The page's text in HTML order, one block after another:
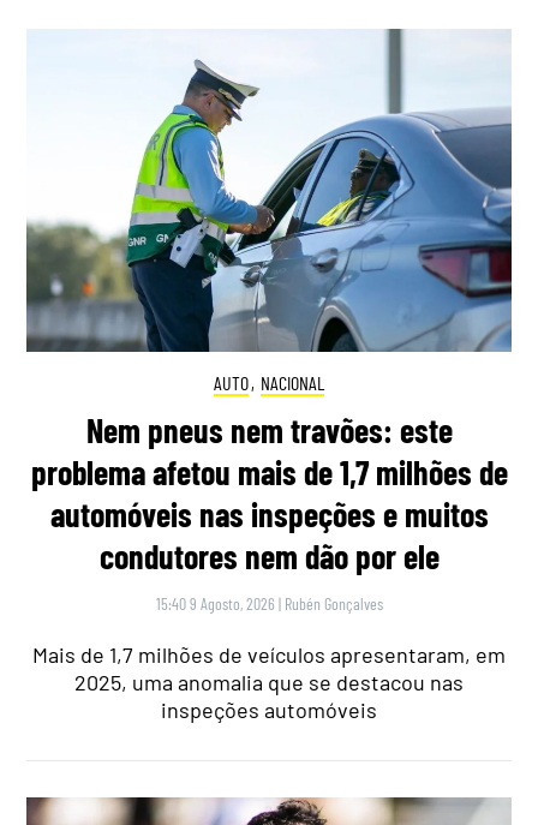
AUTO, NACIONAL
Nem pneus nem travões: este
problema afetou mais de 1,7 milhões de
automóveis nas inspeções e muitos
condutores nem dão por ele
15:40 9 Agosto, 2026 | Rubén Gonçalves
Mais de 1,7 milhões de veículos apresentaram, em
2025, uma anomalia que se destacou nas
inspeções automóveis